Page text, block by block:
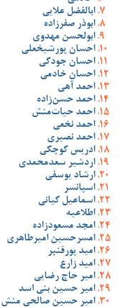
ابالفضل علایی
ابوذر صفرزاده
ابولحسن مهدوی
احسان پورشیخعلی
احسان جودکی
احسان خادمی
احمد آهی
احمد حسن‌زاده
احمد حیات‌منش
احمد نخعی
احمد نصیری
ادریس کوچکی
اردشیر سعدمحمدی
ارشاد یوسفی
اسپانسر
اسماعیل کیانی
اطلاعیه
امجد مسعودزاده
امسرحسین امیرطاهری
امید پورقنبر
امید زارع
امیر حاج رضایی
امیر حسین بنی اسد
امیر حسین صالحی منش